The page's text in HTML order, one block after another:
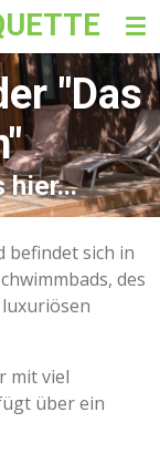
"Das
hier...
befindet sich in
des
mit viel
über ein